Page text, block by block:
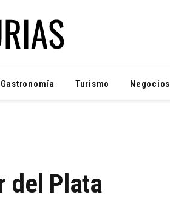
Gastronomía Turismo Negocios
del Plata